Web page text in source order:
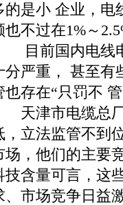
的是小 企业，电
也不过在1%～
前国内电线电
分严重， 甚至有
也存在“只罚不
津市电缆总厂
，立法监管不到
场，他们的主要
技含量可言，这
、市场竞争日益